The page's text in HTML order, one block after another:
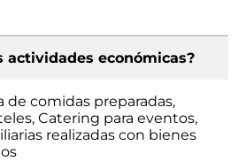
actividades económicas?
de comidas preparadas,
Catering para eventos,
realizadas con bienes